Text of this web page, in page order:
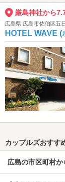
厳島神社から
広島県 広島市佐伯区五
HOTEL WAVE
カップルズおすす
広島の市区町村